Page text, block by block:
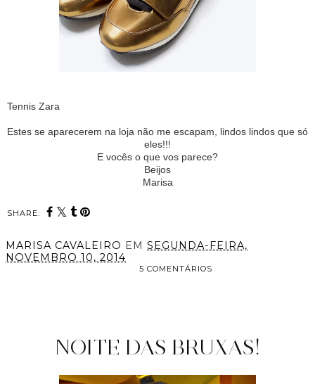
Tennis Zara
Estes se aparecerem na loja não me escapam, lindos lindos que só
eles!!!
E vocês o que vos parece?
Beijos
Marisa
SHARE:
MARISA CAVALEIRO EM SEGUNDA-FEIRA,
NOVEMBRO 10, 2014
5 COMENTÁRIOS
NOITE DAS BRUXAS!